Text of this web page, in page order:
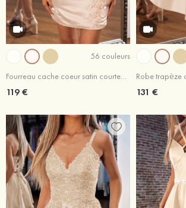
56 couleurs
Fourreau cache coeur satin courte/mini robe de fête de la rentrée
119 € 131 €